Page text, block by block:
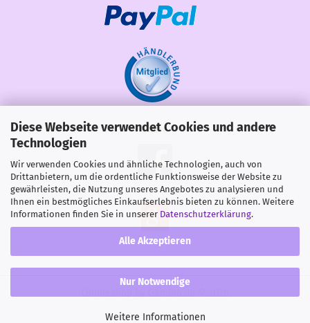
Diese Webseite verwendet Cookies und andere
Technologien
Wir verwenden Cookies und ähnliche Technologien, auch von
Drittanbietern, um die ordentliche Funktionsweise der Website zu
gewährleisten, die Nutzung unseres Angebotes zu analysieren und
Ihnen ein bestmögliches Einkaufserlebnis bieten zu können. Weitere
Informationen finden Sie in unserer Datenschutzerklärung.
Alle Akzeptieren
Nur Notwendige
Weitere Informationen
Share